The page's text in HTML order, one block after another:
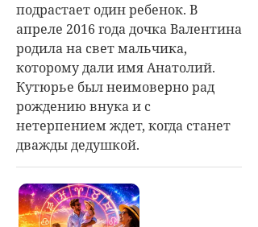
подрастает один ребенок. В
апреле 2016 года дочка Валентина
родила на свет мальчика,
которому дали имя Анатолий.
Кутюрье был неимоверно рад
рождению внука и с
нетерпением ждет, когда станет
дважды дедушкой.